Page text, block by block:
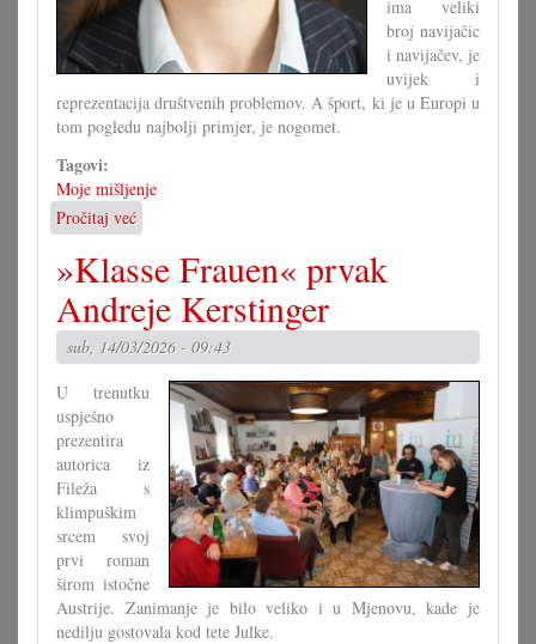
ima veliki
broj navijačic
i navijačev, je
uvijek i
reprezentacija društvenih problemov. A šport, ki je u Europi u
tom pogledu najbolji primjer, je nogomet.
Tagovi:
Moje mišljenje
Pročitaj već
Nogomet:
Zrcalo
društvenih
problemov
»Klasse Frauen« prvak
Andreje Kerstinger
sub, 14/03/2026 - 09:43
U trenutku
uspješno
prezentira
autorica iz
Fileža s
klimpuškim
srcem svoj
prvi roman
širom istočne
Austrije. Zanimanje je bilo veliko i u Mjenovu, kade je
nedilju gostovala kod tete Julke.